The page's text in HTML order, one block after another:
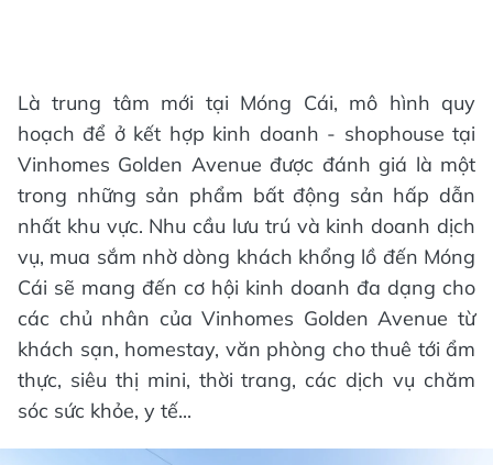
Là trung tâm mới tại Móng Cái, mô hình quy
hoạch để ở kết hợp kinh doanh - shophouse tại
Vinhomes Golden Avenue được đánh giá là một
trong những sản phẩm bất động sản hấp dẫn
nhất khu vực. Nhu cầu lưu trú và kinh doanh dịch
vụ, mua sắm nhờ dòng khách khổng lồ đến Móng
Cái sẽ mang đến cơ hội kinh doanh đa dạng cho
các chủ nhân của Vinhomes Golden Avenue từ
khách sạn, homestay, văn phòng cho thuê tới ẩm
thực, siêu thị mini, thời trang, các dịch vụ chăm
sóc sức khỏe, y tế...